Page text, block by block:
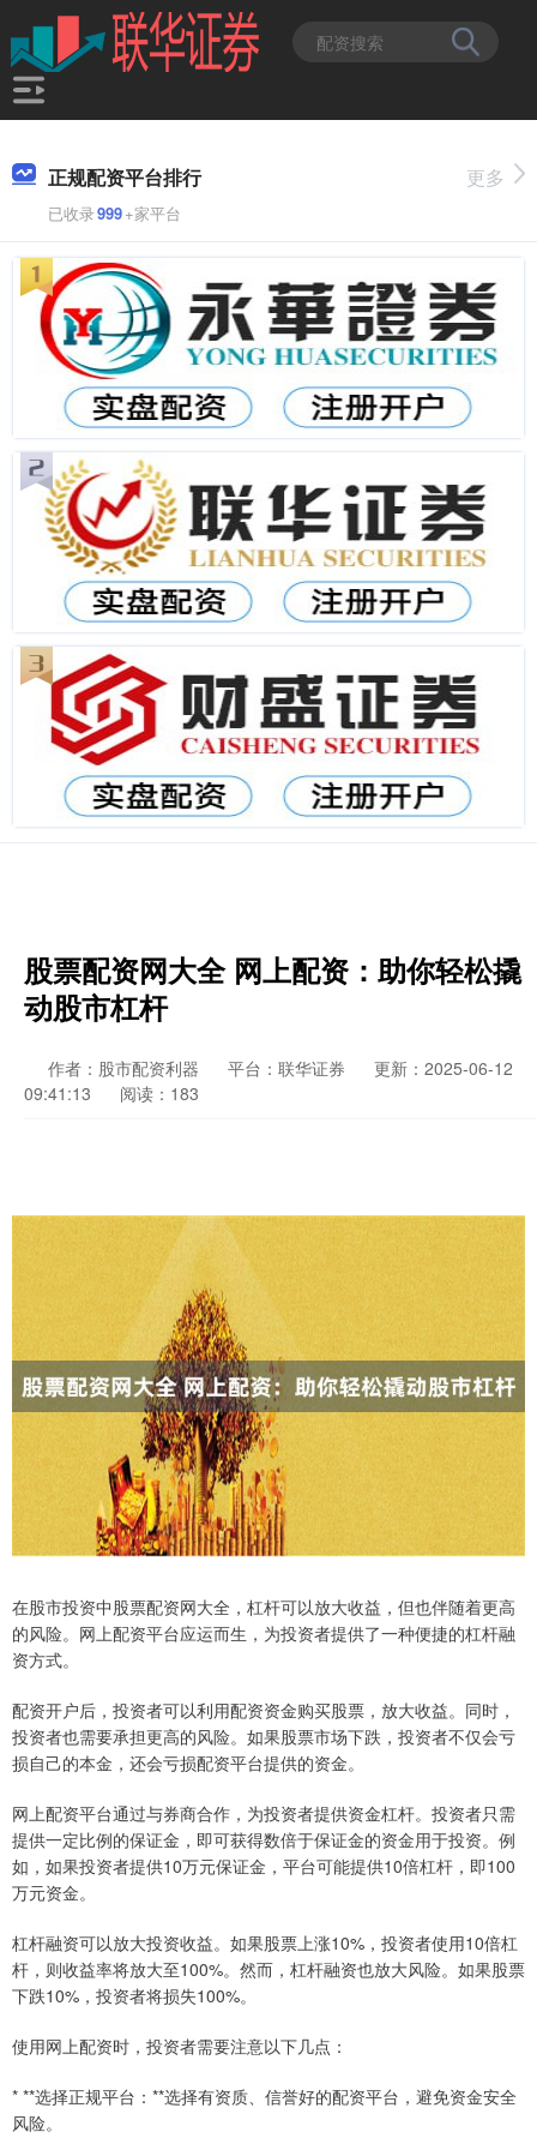
正规配资平台排行
已收录999+家平台
更多
股票配资网大全 网上配资：助你轻松撬
动股市杠杆
作者：股市配资利器 平台：联华证券
更新：2025-06-12
09:41:13
阅读：183
在股市投资中股票配资网大全，杠杆可以放大收益，但也伴随着更高
的风险。网上配资平台应运而生，为投资者提供了一种便捷的杠杆融
资方式。
配资开户后，投资者可以利用配资资金购买股票，放大收益。同时，
投资者也需要承担更高的风险。如果股票市场下跌，投资者不仅会亏
损自己的本金，还会亏损配资平台提供的资金。
网上配资平台通过与券商合作，为投资者提供资金杠杆。投资者只需
提供一定比例的保证金，即可获得数倍于保证金的资金用于投资。例
如，如果投资者提供10万元保证金，平台可能提供10倍杠杆，即100
万元资金。
杠杆融资可以放大投资收益。如果股票上涨10%，投资者使用10倍杠
杆，则收益率将放大至100%。然而，杠杆融资也放大风险。如果股票
下跌10%，投资者将损失100%。
使用网上配资时，投资者需要注意以下几点：
* **选择正规平台：**选择有资质、信誉好的配资平台，避免资金安全
风险。